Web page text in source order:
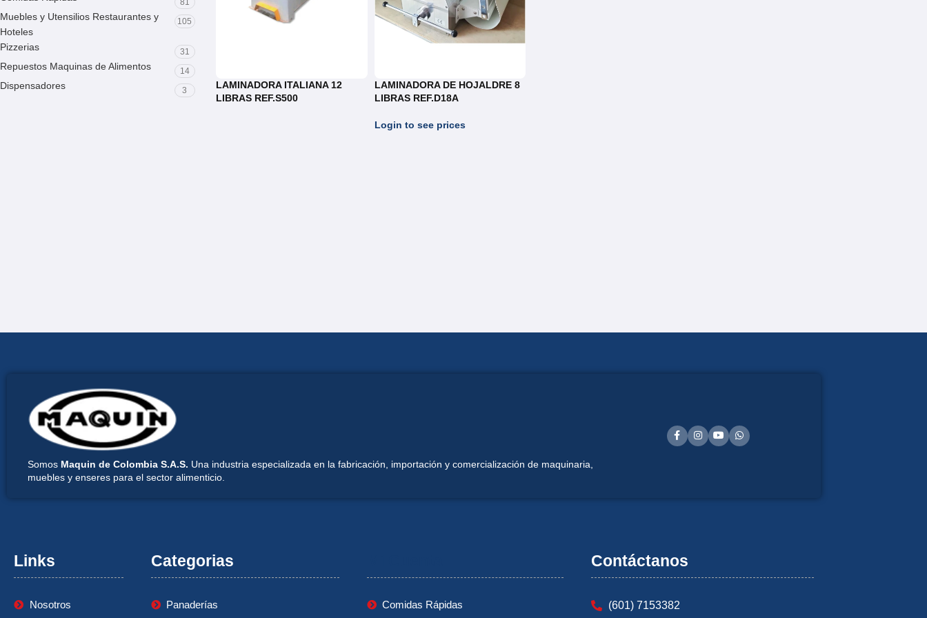
81
Muebles y Utensilios Restaurantes y
Hoteles
105
Pizzerias 31
Repuestos Maquinas de Alimentos 14
Dispensadores 3
LAMINADORA ITALIANA 12
LIBRAS REF.S500
LAMINADORA DE HOJALDRE 8
LIBRAS REF.D18A
Login to see prices
Somos Maquin de Colombia S.A.S. Una industria especializada en la fabricación, importación y comercialización de maquinaria,
muebles y enseres para el sector alimenticio.
Links
Nosotros
Categorias
Panaderías
Comidas Rápidas
Contáctanos
(601) 7153382